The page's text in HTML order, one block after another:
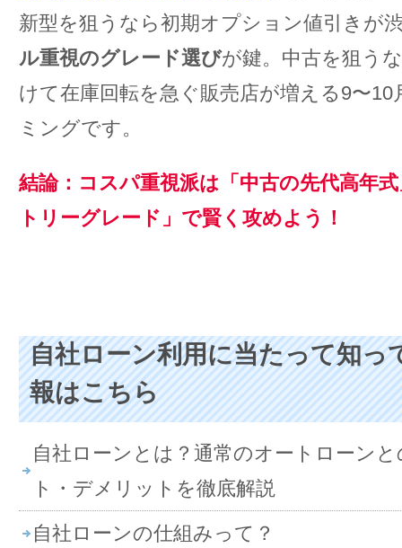
新型を狙うなら初期オプション値引きが
ル重視のグレード選びが鍵。中古を狙う
けて在庫回転を急ぐ販売店が増える9〜
ミングです。
結論：コスパ重視派は「中古の先代高年
トリーグレード」で賢く攻めよう！
自社ローン利用に当たって知っ
報はこちら
自社ローンとは？通常のオートローン
ト・デメリットを徹底解説
自社ローンの仕組みって？